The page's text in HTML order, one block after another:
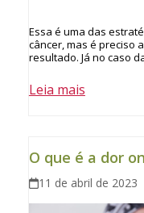
Essa é uma das
câncer, mas é preciso
resultado. Já no caso
Leia mais
O que é a dor
11 de abril de 2023